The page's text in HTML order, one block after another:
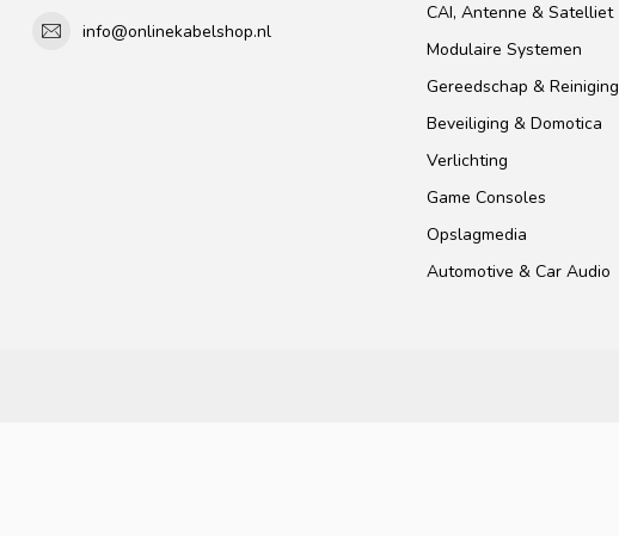
info@onlinekabelshop.nl
CAI, Antenne & Satelliet
Modulaire Systemen
Gereedschap & Reiniging
Beveiliging & Domotica
Verlichting
Game Consoles
Opslagmedia
Automotive & Car Audio